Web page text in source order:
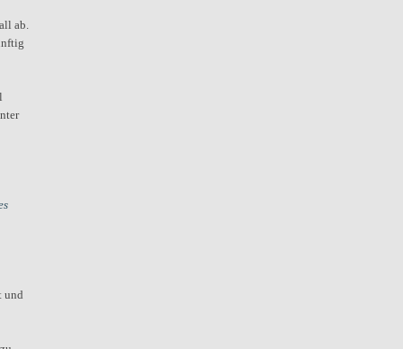
ab.
und